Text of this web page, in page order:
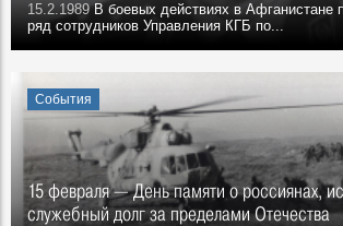
15.2.1989В боевых действиях в Афганистане
ряд сотрудников Управления КГБ по...
События
15 февраля — День памяти о россиянах,
служебный долг за пределами Отечества